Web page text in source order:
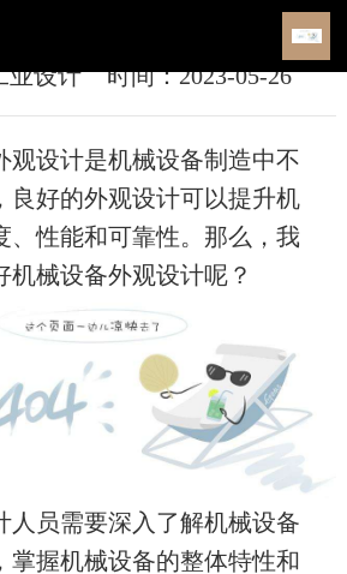
备外观设计？-pa视讯
业设计 时间：2023-05-26
观设计是机械设备制造中不
良好的外观设计可以提升机
、性能和可靠性。那么，我
机械设备外观设计呢？
人员需要深入了解机械设备
掌握机械设备的整体特性和